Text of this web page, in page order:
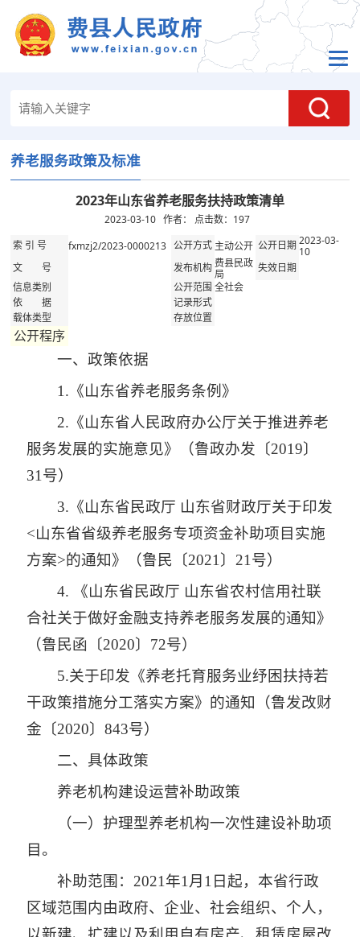
养老服务政策及标准
2023年山东省养老服务扶持政策清单
2023-03-10 作者： 点击数： 197
索 引 号 fxmzj2/2023-0000213 公开方式 主动公开 公开日期2023-03-
10
文 号 发布机构费县民政
局
失效日期
信息类别
公开范围全社会
依 据
记录形式
载体类型
存放位置
公开程序
一、政策依据
1.《山东省养老服务条例》
2.《山东省人民政府办公厅关于推进养老
服务发展的实施意见》（鲁政办发〔2019〕
31号）
3.《山东省民政厅 山东省财政厅关于印发
<山东省省级养老服务专项资金补助项目实施
方案>的通知》（鲁民〔2021〕21号）
4. 《山东省民政厅 山东省农村信用社联
合社关于做好金融支持养老服务发展的通知》
（鲁民函〔2020〕72号）
5.关于印发《养老托育服务业纾困扶持若
干政策措施分工落实方案》的通知（鲁发改财
金〔2020〕843号）
二、具体政策
养老机构建设运营补助政策
（一）护理型养老机构一次性建设补助项
目。
补助范围：2021年1月1日起，本省行政
区域范围内由政府、企业、社会组织、个人，